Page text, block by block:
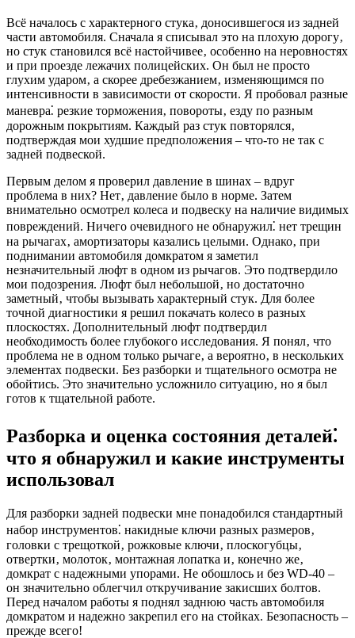
Всё началось с характерного стука‚ доносившегося из задней
части автомобиля. Сначала я списывал это на плохую дорогу‚
но стук становился всё настойчивее‚ особенно на неровностях
и при проезде лежачих полицейских. Он был не просто
глухим ударом‚ а скорее дребезжанием‚ изменяющимся по
интенсивности в зависимости от скорости. Я пробовал разные
маневра⁚ резкие торможения‚ повороты‚ езду по разным
дорожным покрытиям. Каждый раз стук повторялся‚
подтверждая мои худшие предположения – что-то не так с
задней подвеской.
Первым делом я проверил давление в шинах – вдруг
проблема в них? Нет‚ давление было в норме. Затем
внимательно осмотрел колеса и подвеску на наличие видимых
повреждений. Ничего очевидного не обнаружил⁚ нет трещин
на рычагах‚ амортизаторы казались целыми. Однако‚ при
поднимании автомобиля домкратом я заметил
незначительный люфт в одном из рычагов. Это подтвердило
мои подозрения. Люфт был небольшой‚ но достаточно
заметный‚ чтобы вызывать характерный стук. Для более
точной диагностики я решил покачать колесо в разных
плоскостях. Дополнительный люфт подтвердил
необходимость более глубокого исследования. Я понял‚ что
проблема не в одном только рычаге‚ а вероятно‚ в нескольких
элементах подвески. Без разборки и тщательного осмотра не
обойтись. Это значительно усложнило ситуацию‚ но я был
готов к тщательной работе.
Разборка и оценка состояния деталей⁚
что я обнаружил и какие инструменты
использовал
Для разборки задней подвески мне понадобился стандартный
набор инструментов⁚ накидные ключи разных размеров‚
головки с трещоткой‚ рожковые ключи‚ плоскогубцы‚
отвертки‚ молоток‚ монтажная лопатка и‚ конечно же‚
домкрат с надежными упорами. Не обошлось и без WD-40 –
он значительно облегчил откручивание закисших болтов.
Перед началом работы я поднял заднюю часть автомобиля
домкратом и надежно закрепил его на стойках. Безопасность –
прежде всего!